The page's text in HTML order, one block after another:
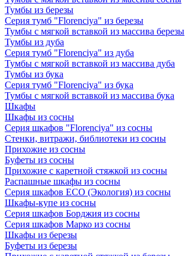
Тумбы из березы
Серия тумб "Florenciya" из березы
Тумбы с мягкой вставкой из массива березы
Тумбы из дуба
Серия тумб "Florenciya" из дуба
Тумбы с мягкой вставкой из массива дуба
Тумбы из бука
Серия тумб "Florenciya" из бука
Тумбы с мягкой вставкой из массива бука
Шкафы
Шкафы из сосны
Серия шкафов "Florenciya" из сосны
Стенки, витражи, библиотеки из сосны
Прихожие из сосны
Буфеты из сосны
Прихожие с каретной стяжкой из сосны
Распашные шкафы из сосны
Серия шкафов ECO (Экология) из сосны
Шкафы-купе из сосны
Серия шкафов Борджия из сосны
Серия шкафов Марко из сосны
Шкафы из березы
Буфеты из березы